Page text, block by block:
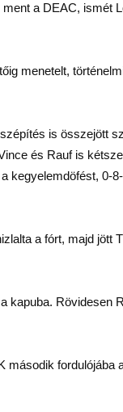
a DEAC, ismét
menetelt,
is összejött
és Rauf is
kegyelemdöfést, 0-
a fórt, majd jött
kapuba. Rövidesen
második fordulójába